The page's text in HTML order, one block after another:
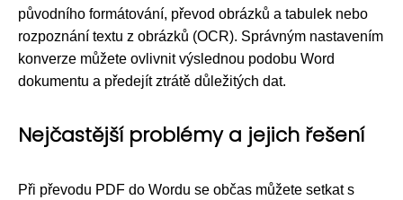
původního formátování, převod obrázků a tabulek nebo
rozpoznání textu z obrázků (OCR). Správným nastavením
konverze můžete ovlivnit výslednou podobu Word
dokumentu a předejít ztrátě důležitých dat.
Nejčastější problémy a jejich řešení
Při převodu PDF do Wordu se občas můžete setkat s